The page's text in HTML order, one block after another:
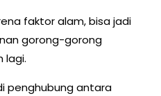
faktor alam, bisa jadi
gorong-gorong
lagi.
penghubung antara